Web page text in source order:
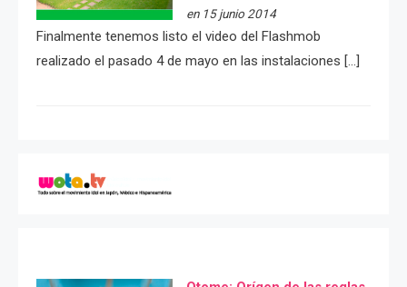
en 15 junio 2014
Finalmente tenemos listo el video del Flashmob
realizado el pasado 4 de mayo en las instalaciones […]